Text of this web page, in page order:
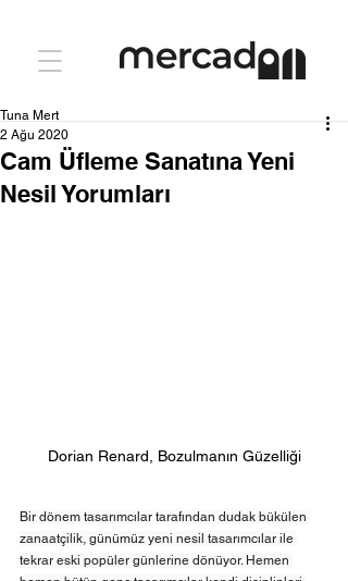
Cam Üfleme Sanatına Yeni
Nesil Yorumları
Tuna Mert
2 Ağu 2020
Dorian Renard, Bozulmanın Güzelliği
Bir dönem tasarımcılar tarafından dudak bükülen
zanaatçilik, günümüz yeni nesil tasarımcılar ile
tekrar eski popüler günlerine dönüyor. Hemen